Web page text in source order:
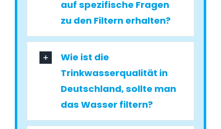
auf spezifische Fragen
zu den Filtern erhalten?
Wie ist die
Trinkwasserqualität in
Deutschland, sollte man
das Wasser filtern?